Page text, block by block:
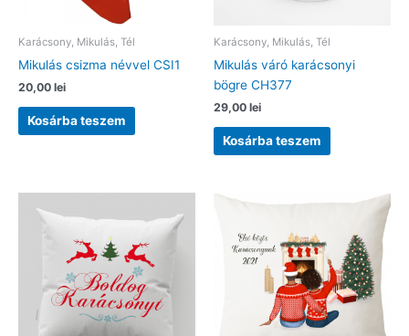
Karácsony, Mikulás, Tél
Mikulás csizma névvel CSI1
20,00 lei
Kosárba teszem
Karácsony, Mikulás, Tél
Mikulás váró karácsonyi
bögre CH377
29,00 lei
Kosárba teszem